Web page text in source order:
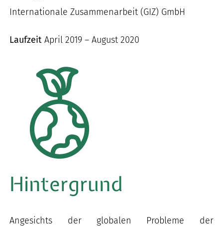
PUBLIKATIONEN
KARRIERE
nach:
Internationale Zusammenarbeit (GIZ) GmbH
LaufzeitApril 2019 – August 2020
Hintergrund
Angesichts der globalen Probleme der